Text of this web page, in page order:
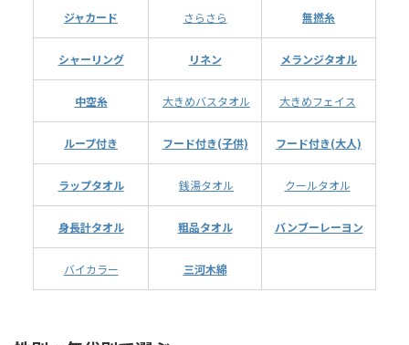
ジャカード さらさら 無撚糸
シャーリング リネン メランジタオル
中空糸 大きめバスタオル 大きめフェイス
ループ付き フード付き(子供) フード付き(大人)
ラップタオル 銭湯タオル クールタオル
身長計タオル 粗品タオル バンブーレーヨン
バイカラー 三河木綿